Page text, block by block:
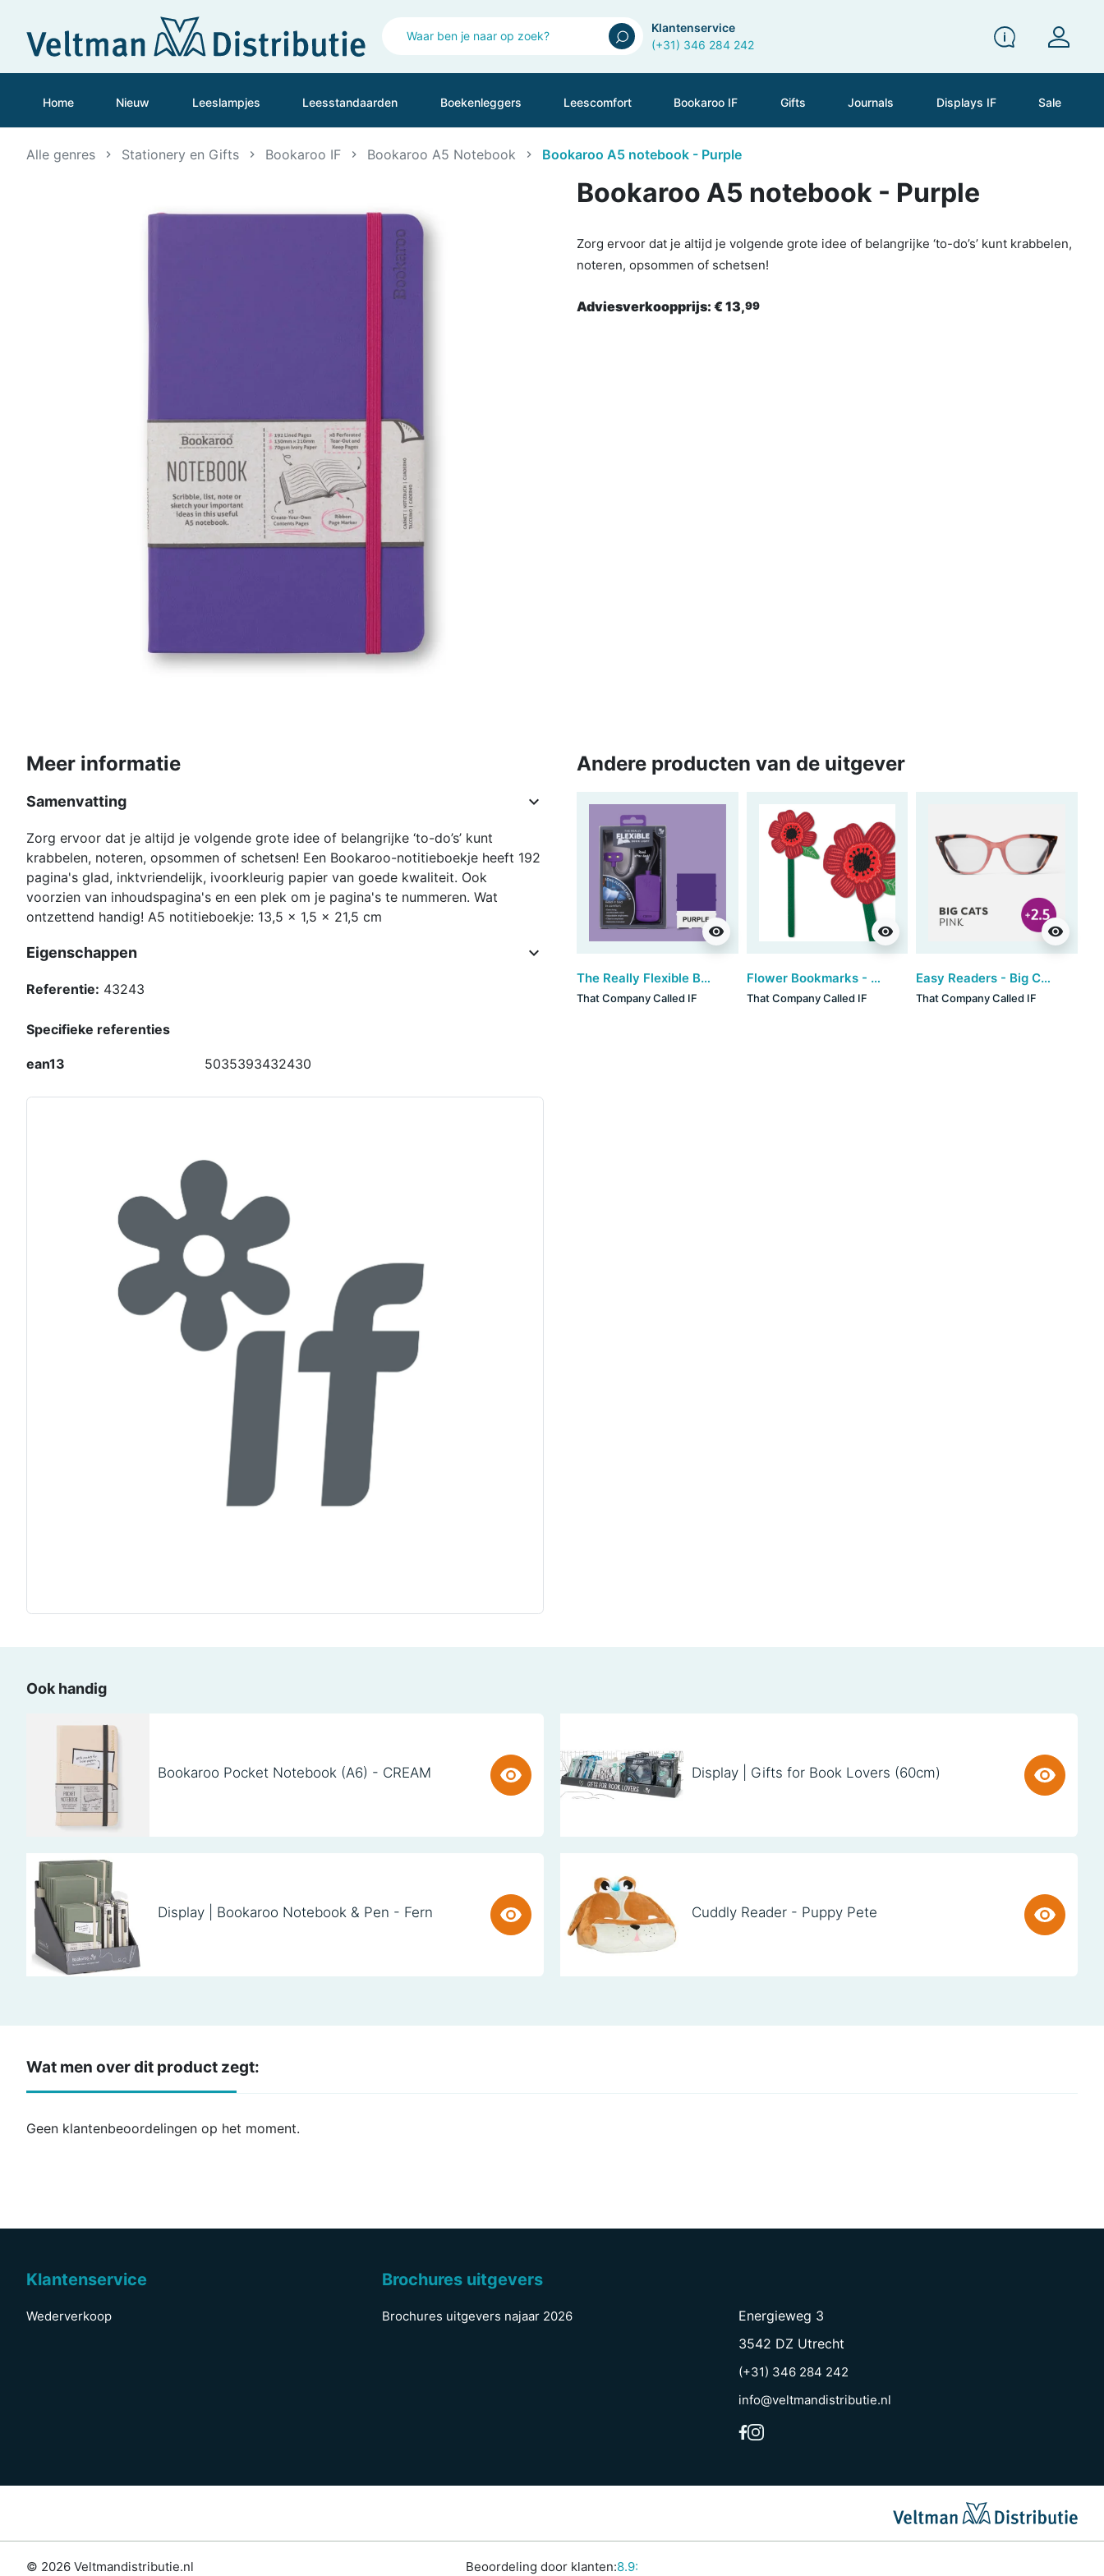
Klantenservice
(+31) 346 284 242
Home Nieuw Leeslampjes Leesstandaarden Boekenleggers Leescomfort Bookaroo IF Gifts Journals Displays IF Sale
Alle genres Stationery en Gifts Bookaroo IF Bookaroo A5 Notebook Bookaroo A5 notebook - Purple
Bookaroo A5 notebook - Purple
Zorg ervoor dat je altijd je volgende grote idee of belangrijke ‘to-do’s’ kunt krabbelen,
noteren, opsommen of schetsen!
Adviesverkoopprijs: € 13,99
Meer informatie
Samenvatting 
Zorg ervoor dat je altijd je volgende grote idee of belangrijke ‘to-do’s’ kunt
krabbelen, noteren, opsommen of schetsen! Een Bookaroo-notitieboekje heeft 192
pagina's glad, inktvriendelijk, ivoorkleurig papier van goede kwaliteit. Ook
voorzien van inhoudspagina's en een plek om je pagina's te nummeren. Wat
ontzettend handig! A5 notitieboekje: 13,5 x 1,5 x 21,5 cm
Eigenschappen 
Referentie: 43243
Specifieke referenties
ean13 5035393432430
Andere producten van de uitgever
visibility
The Really Flexible Book Light - Purple
That Company Called IF
visibility
Flower Bookmarks - Poppy (set van 3)
That Company Called IF
visibility
Easy Readers - Big Cats Pink (+2.5)
That Company Called IF
Ook handig
Bookaroo Pocket Notebook (A6) - CREAM Display | Gifts for Book Lovers (60cm)
Display | Bookaroo Notebook & Pen - Fern Cuddly Reader - Puppy Pete
Wat men over dit product zegt:
Geen klantenbeoordelingen op het moment.
Klantenservice
Wederverkoop
Brochures uitgevers
Brochures uitgevers najaar 2026
Energieweg 3
3542 DZ Utrecht
(+31) 346 284 242
info@veltmandistributie.nl
© 2026 Veltmandistributie.nl Beoordeling door klanten:8.9: